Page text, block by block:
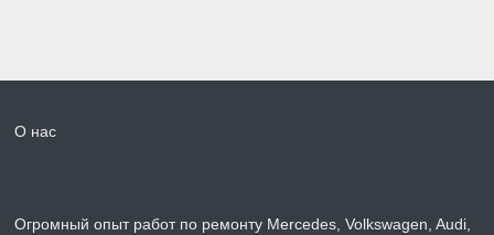
О нас
Огромный опыт работ по ремонту Mercedes, Volkswagen, Audi,